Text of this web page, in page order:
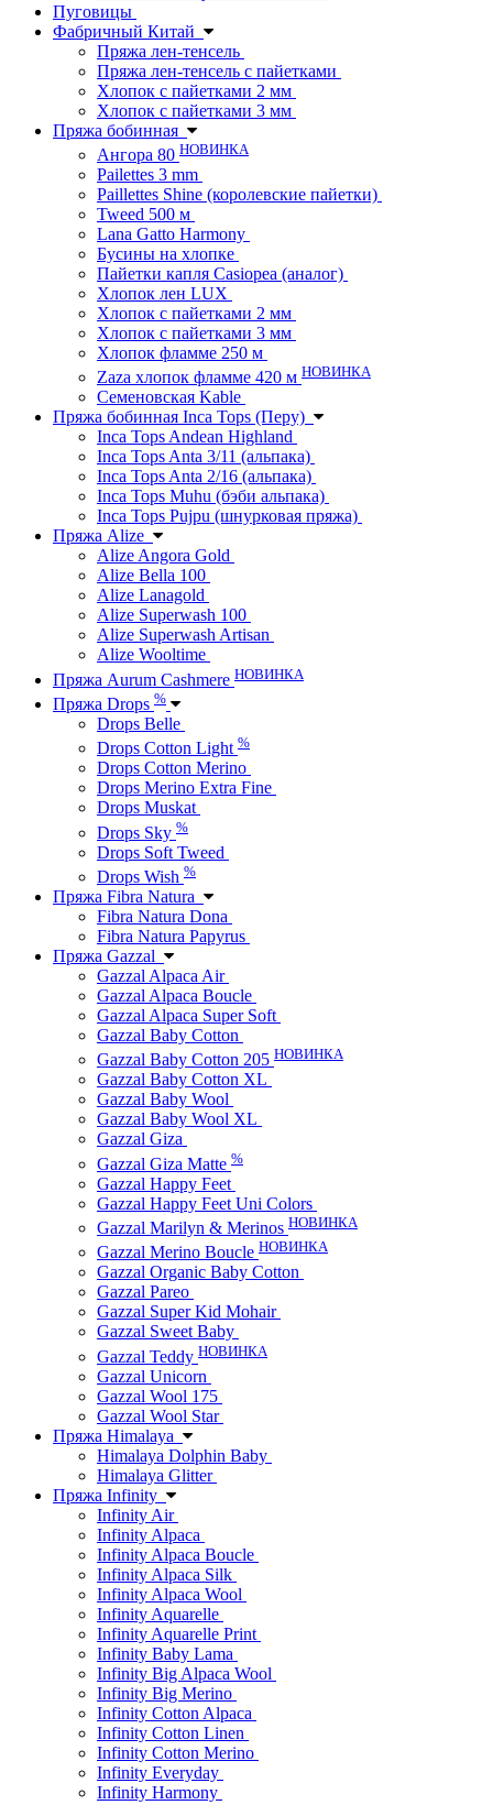
Пуговицы
Фабричный Китай
Пряжа лен-тенсель
Пряжа лен-тенсель с пайетками
Хлопок с пайетками 2 мм
Хлопок с пайетками 3 мм
Пряжа бобинная
Ангора 80 НОВИНКА
Pailettes 3 mm
Paillettes Shine (королевские пайетки)
Tweed 500 м
Lana Gatto Harmony
Бусины на хлопке
Пайетки капля Casiopea (аналог)
Хлопок лен LUX
Хлопок с пайетками 2 мм
Хлопок с пайетками 3 мм
Хлопок фламме 250 м
Zaza хлопок фламме 420 м НОВИНКА
Семеновская Kable
Пряжа бобинная Inca Tops (Перу)
Inca Tops Andean Highland
Inca Tops Anta 3/11 (альпака)
Inca Tops Anta 2/16 (альпака)
Inca Tops Muhu (бэби альпака)
Inca Tops Pujpu (шнурковая пряжа)
Пряжа Alize
Alize Angora Gold
Alize Bella 100
Alize Lanagold
Alize Superwash 100
Alize Superwash Artisan
Alize Wooltime
Пряжа Aurum Cashmere НОВИНКА
Пряжа Drops %
Drops Belle
Drops Cotton Light %
Drops Cotton Merino
Drops Merino Extra Fine
Drops Muskat
Drops Sky %
Drops Soft Tweed
Drops Wish %
Пряжа Fibra Natura
Fibra Natura Dona
Fibra Natura Papyrus
Пряжа Gazzal
Gazzal Alpaca Air
Gazzal Alpaca Boucle
Gazzal Alpaca Super Soft
Gazzal Baby Cotton
Gazzal Baby Cotton 205 НОВИНКА
Gazzal Baby Cotton XL
Gazzal Baby Wool
Gazzal Baby Wool XL
Gazzal Giza
Gazzal Giza Matte %
Gazzal Happy Feet
Gazzal Happy Feet Uni Colors
Gazzal Marilyn & Merinos НОВИНКА
Gazzal Merino Boucle НОВИНКА
Gazzal Organic Baby Cotton
Gazzal Pareo
Gazzal Super Kid Mohair
Gazzal Sweet Baby
Gazzal Teddy НОВИНКА
Gazzal Unicorn
Gazzal Wool 175
Gazzal Wool Star
Пряжа Himalaya
Himalaya Dolphin Baby
Himalaya Glitter
Пряжа Infinity
Infinity Air
Infinity Alpaca
Infinity Alpaca Boucle
Infinity Alpaca Silk
Infinity Alpaca Wool
Infinity Aquarelle
Infinity Aquarelle Print
Infinity Baby Lama
Infinity Big Alpaca Wool
Infinity Big Merino
Infinity Cotton Alpaca
Infinity Cotton Linen
Infinity Cotton Merino
Infinity Everyday
Infinity Harmony